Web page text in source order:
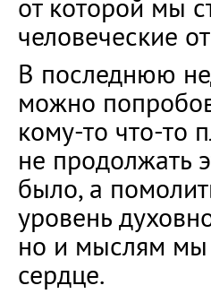
от которой мы
человеческие
В последнюю
можно
кому-то что-то
не продолжать
было, а
уровень
но и мыслям мы
сердце.